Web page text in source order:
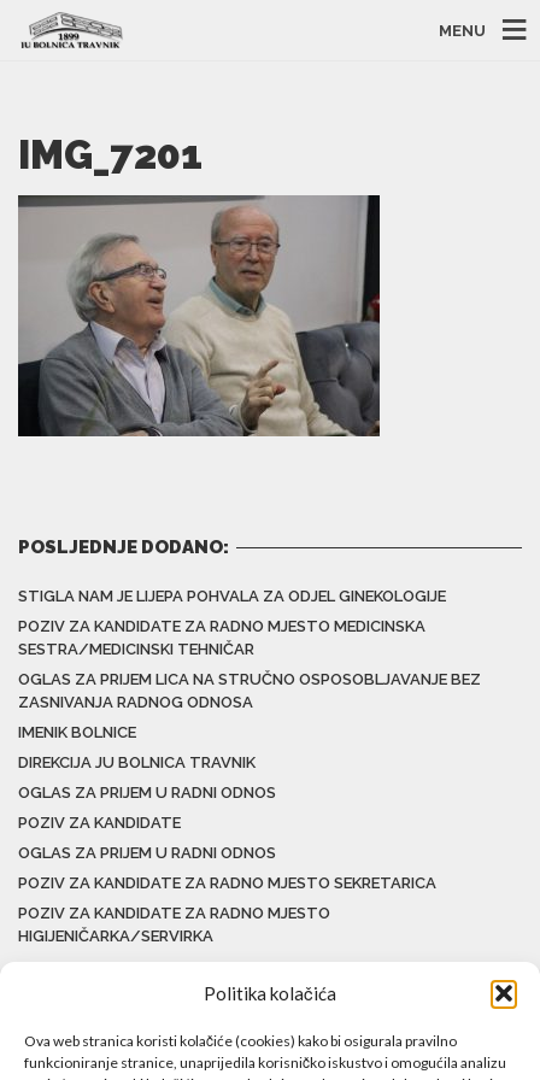
Politika kolačića
Ova web stranica koristi kolačiće (cookies) kako bi osigurala pravilno
funkcioniranje stranice, unaprijedila korisničko iskustvo i omogućila analizu
MENU
IMG_7201
POSLJEDNJE DODANO:
STIGLA NAM JE LIJEPA POHVALA ZA ODJEL GINEKOLOGIJE
POZIV ZA KANDIDATE ZA RADNO MJESTO MEDICINSKA
SESTRA/MEDICINSKI TEHNIČAR
OGLAS ZA PRIJEM LICA NA STRUČNO OSPOSOBLJAVANJE BEZ
ZASNIVANJA RADNOG ODNOSA
IMENIK BOLNICE
DIREKCIJA JU BOLNICA TRAVNIK
OGLAS ZA PRIJEM U RADNI ODNOS
POZIV ZA KANDIDATE
OGLAS ZA PRIJEM U RADNI ODNOS
POZIV ZA KANDIDATE ZA RADNO MJESTO SEKRETARICA
POZIV ZA KANDIDATE ZA RADNO MJESTO
HIGIJENIČARKA/SERVIRKA